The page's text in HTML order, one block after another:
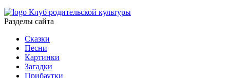
Клуб родительской культуры
Разделы сайта
Сказки
Песни
Картинки
Загадки
Прибаутки